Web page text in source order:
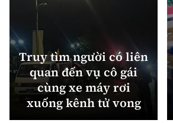
Truy tìm người có liên
quan đến vụ cô gái
cùng xe máy rơi
xuống kênh tử vong